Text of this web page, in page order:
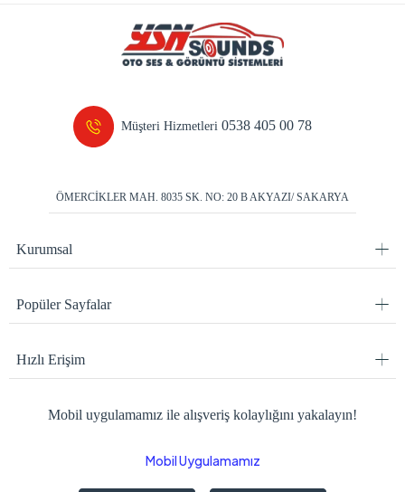
Müşteri Hizmetleri0538 405 00 78
ÖMERCİKLER MAH. 8035 SK. NO: 20 B AKYAZI/ SAKARYA
Kurumsal
Popüler Sayfalar
Hızlı Erişim
Mobil uygulamamız ile alışveriş kolaylığını yakalayın!
Mobil Uygulamamız